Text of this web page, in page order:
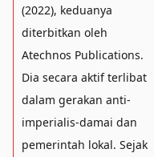
(2022), keduanya
diterbitkan oleh
Atechnos Publications.
Dia secara aktif terlibat
dalam gerakan anti-
imperialis-damai dan
pemerintah lokal. Sejak